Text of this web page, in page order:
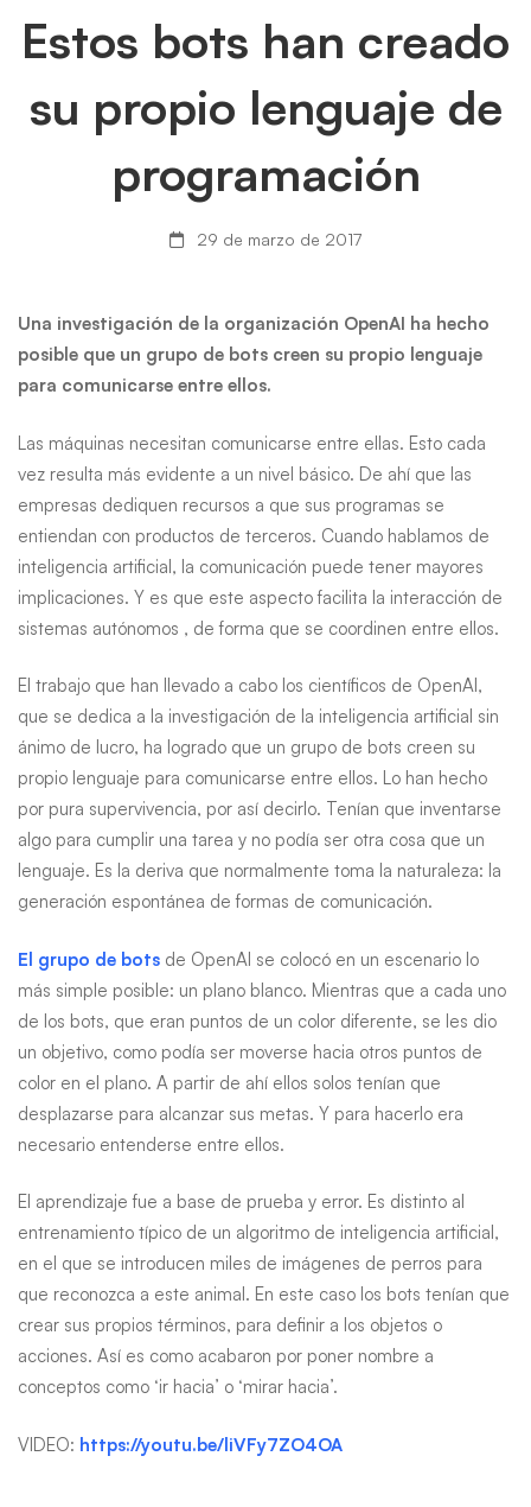
Estos
han
creado
lenguaje
de
programación
Estos bots han creado
su propio lenguaje de
programación
29 de marzo de 2017
Una investigación de la organización OpenAI ha hecho
posible que un grupo de bots creen su propio lenguaje
para comunicarse entre ellos.
Las máquinas necesitan comunicarse entre ellas. Esto cada
vez resulta más evidente a un nivel básico. De ahí que las
empresas dediquen recursos a que sus programas se
entiendan con productos de terceros. Cuando hablamos de
inteligencia artificial, la comunicación puede tener mayores
implicaciones. Y es que este aspecto facilita la interacción de
sistemas autónomos , de forma que se coordinen entre ellos.
El trabajo que han llevado a cabo los científicos de OpenAI,
que se dedica a la investigación de la inteligencia artificial sin
ánimo de lucro, ha logrado que un grupo de bots creen su
propio lenguaje para comunicarse entre ellos. Lo han hecho
por pura supervivencia, por así decirlo. Tenían que inventarse
algo para cumplir una tarea y no podía ser otra cosa que un
lenguaje. Es la deriva que normalmente toma la naturaleza: la
generación espontánea de formas de comunicación.
El grupo de bots de OpenAI se colocó en un escenario lo
más simple posible: un plano blanco. Mientras que a cada uno
de los bots, que eran puntos de un color diferente, se les dio
un objetivo, como podía ser moverse hacia otros puntos de
color en el plano. A partir de ahí ellos solos tenían que
desplazarse para alcanzar sus metas. Y para hacerlo era
necesario entenderse entre ellos.
El aprendizaje fue a base de prueba y error. Es distinto al
entrenamiento típico de un algoritmo de inteligencia artificial,
en el que se introducen miles de imágenes de perros para
que reconozca a este animal. En este caso los bots tenían que
crear sus propios términos, para definir a los objetos o
acciones. Así es como acabaron por poner nombre a
conceptos como ‘ir hacia’ o ‘mirar hacia’.
VIDEO: https://youtu.be/liVFy7ZO4OA